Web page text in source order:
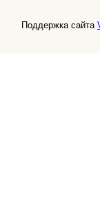
Поддержка сайта